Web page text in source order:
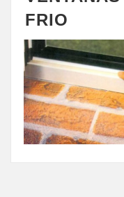
FRIO